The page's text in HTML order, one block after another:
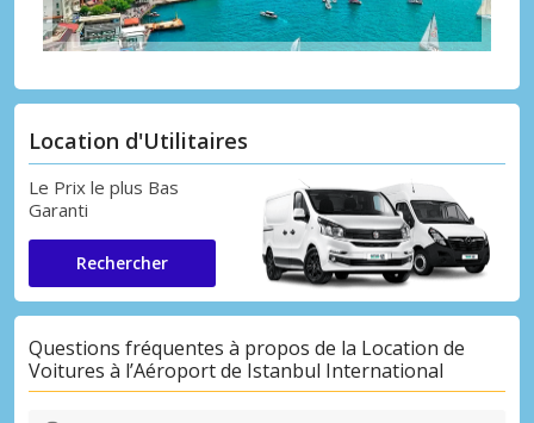
Location d'Utilitaires
Le Prix le plus Bas
Garanti
Rechercher
Questions fréquentes à propos de la Location de
Voitures à l’Aéroport de Istanbul International